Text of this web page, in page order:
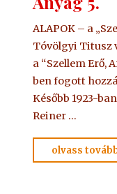
ALAPOK – a
Tóvölgyi Titusz
a “Szellem Erő,
ben fogott
Később 1923-
Reiner …
olvass